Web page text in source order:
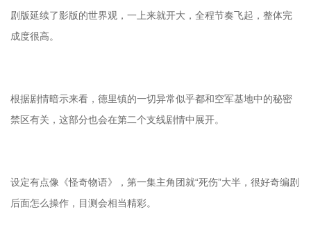
剧版延续了影版的世界观，一上来就开大，全程节奏飞起，整体完
成度很高。
根据剧情暗示来看，德里镇的一切异常似乎都和空军基地中的秘密
禁区有关，这部分也会在第二个支线剧情中展开。
设定有点像《怪奇物语》，第一集主角团就“死伤”大半，很好奇编剧
后面怎么操作，目测会相当精彩。